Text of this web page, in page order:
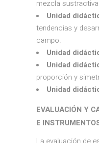
mezcla
Unidad
tendencias y
campo.
Unidad
Unidad
proporción y
Unidad
EVALUACIÓN Y
E